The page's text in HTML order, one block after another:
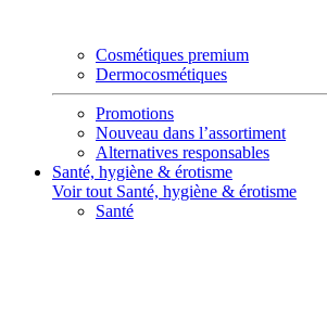
Cosmétiques premium
Dermocosmétiques
Promotions
Nouveau dans l’assortiment
Alternatives responsables
Santé, hygiène & érotisme
Voir tout Santé, hygiène & érotisme
Santé